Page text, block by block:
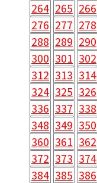
264 265 266
276 277 278
288 289 290
300 301 302
312 313 314
324 325 326
336 337 338
348 349 350
360 361 362
372 373 374
384 385 386